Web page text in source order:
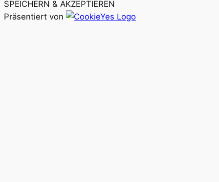
SPEICHERN & AKZEPTIEREN
Präsentiert von